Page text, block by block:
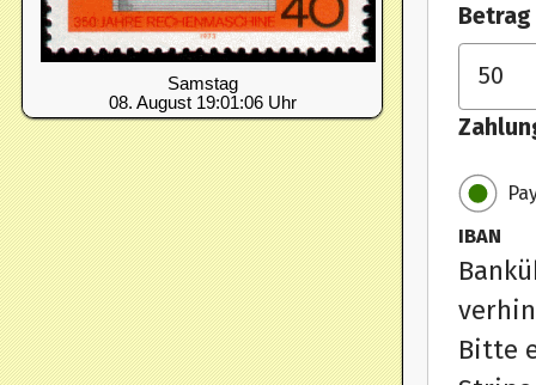
Samstag
08. August 19:01:06 Uhr